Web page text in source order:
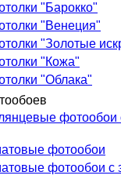
"Барокко"
"Венеция"
"Золотые
"Кожа"
"Облака"
фотообои
фотообои
фотообои с